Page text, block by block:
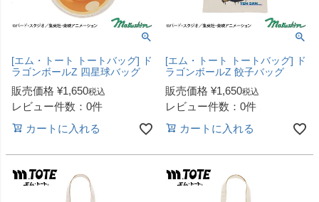
[エム・トート トートバッグ] ド
ラゴンボールZ 四星球バッグ
販売価格 ¥1,650税込
レビュー件数：0件
カートに入れる
[エム・トート トートバッグ] ド
ラゴンボールZ 餃子バッグ
販売価格 ¥1,650税込
レビュー件数：0件
カートに入れる